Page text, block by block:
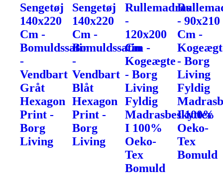
Sengetøj
140x220
Cm -
Bomuldssatin
-
Vendbart
Gråt
Hexagon
Print -
Borg
Living
Sengetøj
140x220
Cm -
Bomuldssatin
-
Vendbart
Blåt
Hexagon
Print -
Borg
Living
Rullemadras
-
120x200
Cm -
Kogeægte
- Borg
Living
Fyldig
Madrasbeskytter
I 100%
Oeko-
Tex
Bomuld
- 90x210
Cm -
- Borg
Living
Fyldig
I 100%
Oeko-
Tex
Bomuld